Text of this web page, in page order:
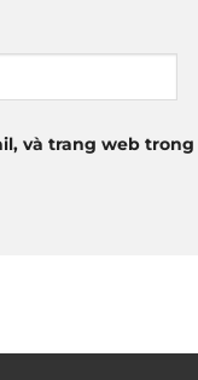
và trang web